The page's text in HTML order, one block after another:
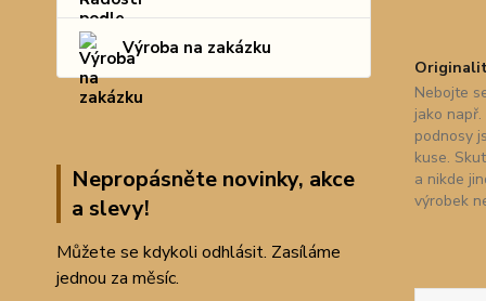
Výroba na zakázku
Nepropásněte novinky, akce
a slevy!
Můžete se kdykoli odhlásit. Zasíláme
jednou za měsíc.
Nebojte
jako
podnosy
kuse.
a nikde
výrobek